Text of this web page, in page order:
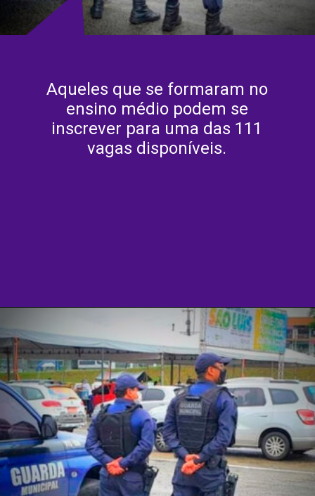
Aqueles que se formaram no
ensino médio podem se
inscrever para uma das 111
vagas disponíveis.